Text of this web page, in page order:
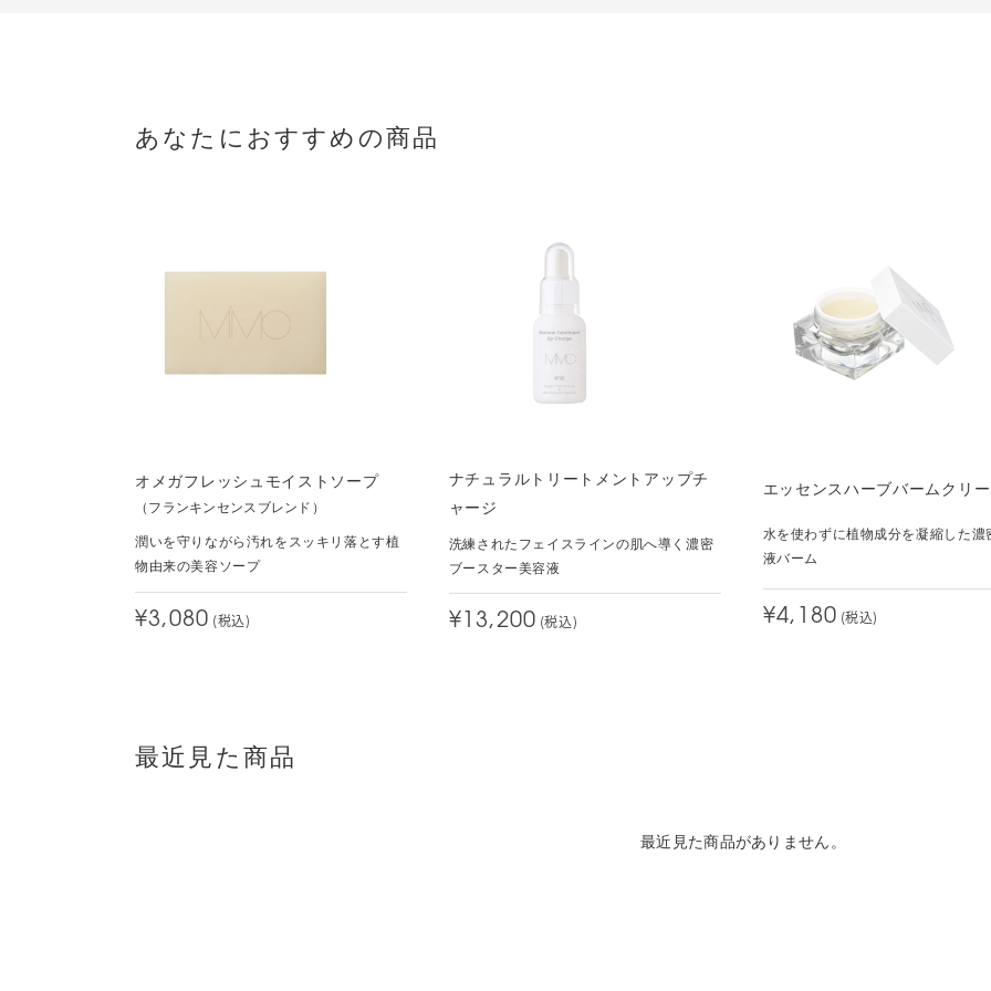
あなたにおすすめの商品
オメガフレッシュモイストソープ
（フランキンセンスブレンド）
潤いを守りながら汚れをスッキリ落とす植
物由来の美容ソープ
¥3,080 (税込)
ナチュラルトリートメントアップチ
ャージ
洗練されたフェイスラインの肌へ導く濃密
ブースター美容液
¥13,200 (税込)
エッセンスハーブバームクリ
水を使わずに植物成分を凝縮した濃
液バーム
¥4,180 (税込)
最近見た商品
最近見た商品がありません。